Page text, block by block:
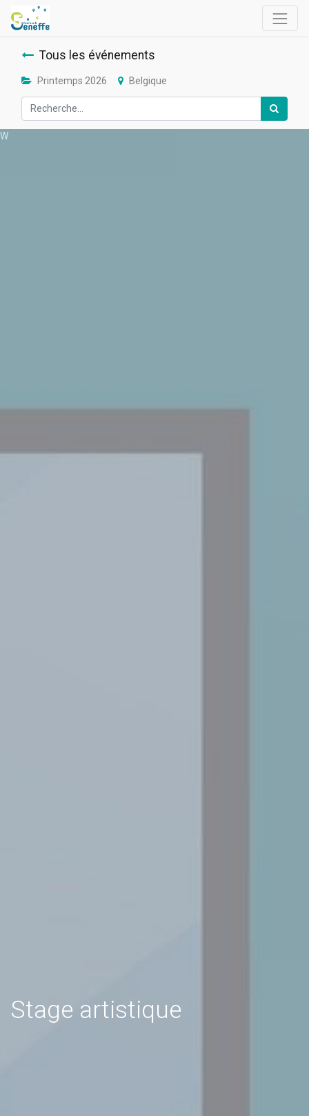
Tous les événements
Printemps 2026 Belgique
W
Stage artistique